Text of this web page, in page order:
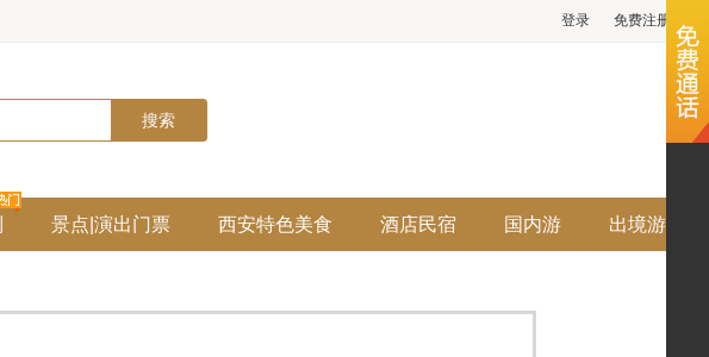
登录 免费注册
景点|演出门票 西安特色美食 酒店民宿 国内游 出境游